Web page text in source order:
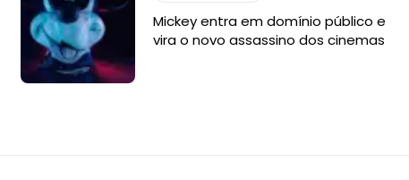
Mickey entra em domínio público e
vira o novo assassino dos cinemas